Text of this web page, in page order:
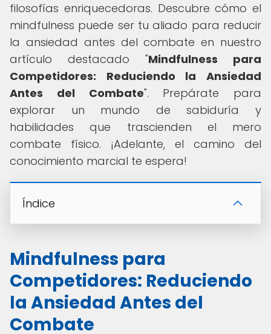
filosofías enriquecedoras. Descubre cómo el
mindfulness puede ser tu aliado para reducir
la ansiedad antes del combate en nuestro
artículo destacado "Mindfulness para
Competidores: Reduciendo la Ansiedad
Antes del Combate". Prepárate para
explorar un mundo de sabiduría y
habilidades que trascienden el mero
combate físico. ¡Adelante, el camino del
conocimiento marcial te espera!
Índice
Mindfulness para
Competidores: Reduciendo
la Ansiedad Antes del
Combate